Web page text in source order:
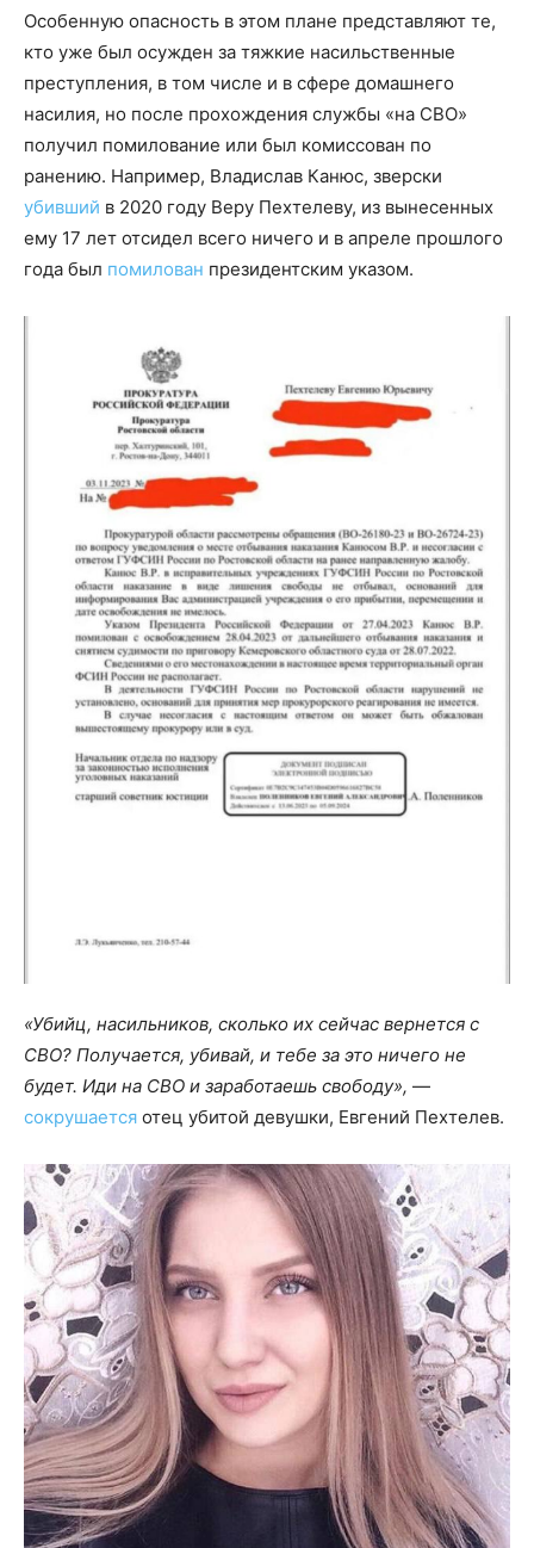
Особенную опасность в этом плане представляют те,
кто уже был осужден за тяжкие насильственные
преступления, в том числе и в сфере домашнего
насилия, но после прохождения службы «на СВО»
получил помилование или был комиссован по
ранению. Например, Владислав Канюс, зверски
убивший в 2020 году Веру Пехтелеву, из вынесенных
ему 17 лет отсидел всего ничего и в апреле прошлого
года был помилован президентским указом.
«Убийц, насильников, сколько их сейчас вернется с
СВО? Получается, убивай, и тебе за это ничего не
будет. Иди на СВО и заработаешь свободу», —
сокрушается отец убитой девушки, Евгений Пехтелев.